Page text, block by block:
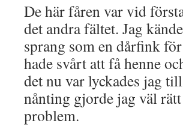
De här fåren var vid
det andra fältet. Jag
sprang som en dårfink
hade svårt att få henne
det nu var lyckades jag
nånting gjorde jag väl
problem.